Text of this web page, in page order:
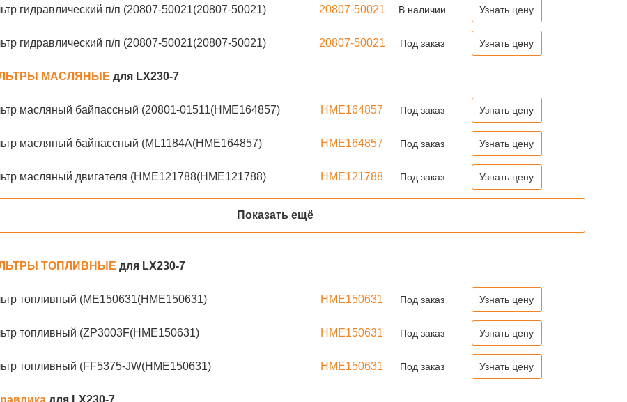
гидравлический п/п (20807-50021(20807-50021) 20807-50021 В наличии Узнать цену
гидравлический п/п (20807-50021(20807-50021) 20807-50021 Под заказ Узнать цену
МАСЛЯНЫЕ для LX230-7
масляный байпассный (20801-01511(HME164857) HME164857 Под заказ Узнать цену
масляный байпассный (ML1184A(HME164857) HME164857 Под заказ Узнать цену
масляный двигателя (HME121788(HME121788) HME121788 Под заказ Узнать цену
Показать ещё
ТОПЛИВНЫЕ для LX230-7
топливный (ME150631(HME150631) HME150631 Под заказ Узнать цену
топливный (ZP3003F(HME150631) HME150631 Под заказ Узнать цену
топливный (FF5375-JW(HME150631) HME150631 Под заказ Узнать цену
для LX230-7